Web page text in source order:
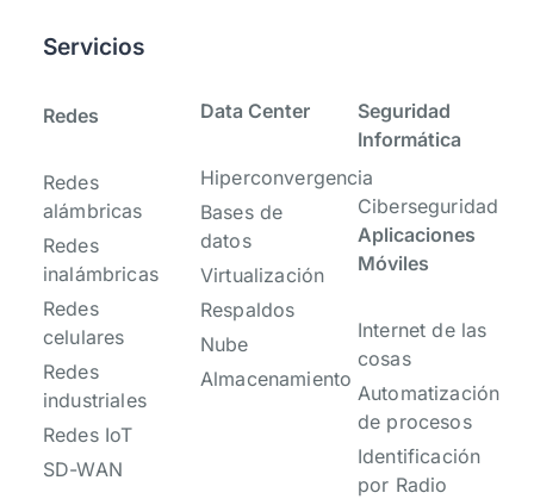
Servicios
Redes
Redes
alámbricas
Redes
inalámbricas
Redes
celulares
Redes
industriales
Redes IoT
SD-WAN
Data Center
Hiperconvergencia
Bases de
datos
Virtualización
Respaldos
Nube
Almacenamiento
Seguridad
Informática
Ciberseguridad
Aplicaciones
Móviles
Internet de las
cosas
Automatización
de procesos
Identificación
por Radio